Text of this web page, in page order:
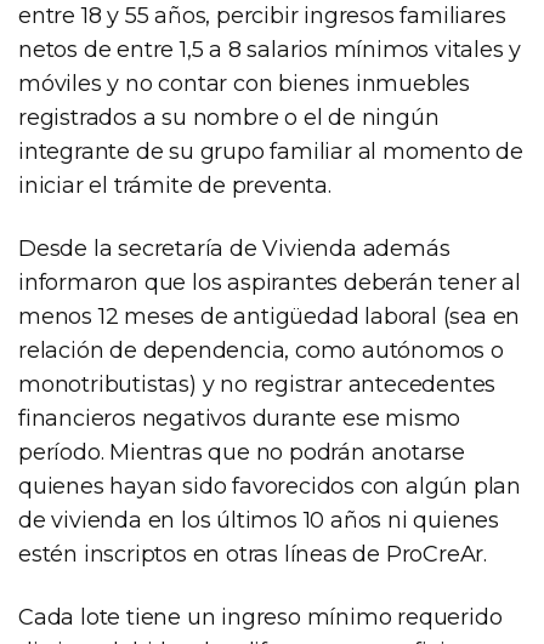
entre 18 y 55 años, percibir ingresos familiares
netos de entre 1,5 a 8 salarios mínimos vitales y
móviles y no contar con bienes inmuebles
registrados a su nombre o el de ningún
integrante de su grupo familiar al momento de
iniciar el trámite de preventa.
Desde la secretaría de Vivienda además
informaron que los aspirantes deberán tener al
menos 12 meses de antigüedad laboral (sea en
relación de dependencia, como autónomos o
monotributistas) y no registrar antecedentes
financieros negativos durante ese mismo
período. Mientras que no podrán anotarse
quienes hayan sido favorecidos con algún plan
de vivienda en los últimos 10 años ni quienes
estén inscriptos en otras líneas de ProCreAr.
Cada lote tiene un ingreso mínimo requerido